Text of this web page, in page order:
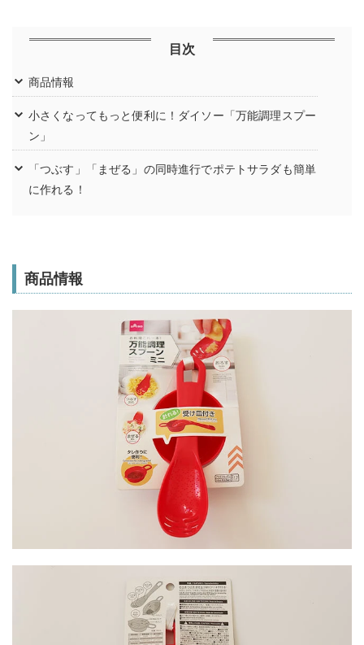
目次
商品情報
小さくなってもっと便利に！ダイソー「万能調理スプー
ン」
「つぶす」「まぜる」の同時進行でポテトサラダも簡単
に作れる！
商品情報